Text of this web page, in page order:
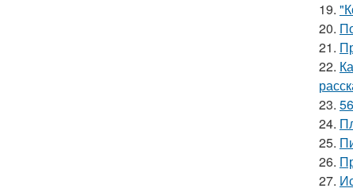
19.
20.
21.
22.
23.
24.
25.
26.
27.